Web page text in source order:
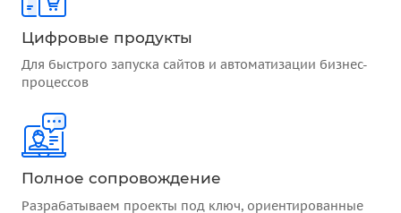
Цифровые продукты
Для быстрого запуска сайтов и автоматизации бизнес-
процессов
Полное сопровождение
Разрабатываем проекты под ключ, ориентированные